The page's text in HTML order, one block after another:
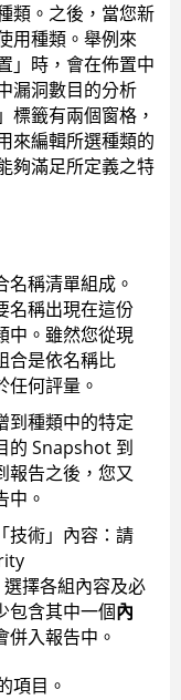
類。之後，當您新
用種類。舉例來
」時，會在佈置中
漏洞數目的分析
標籤有兩個窗格，
來編輯所選種類的
夠滿足所定義之特
稱清單組成。
名稱出現在這份
中。雖然您從現
合是依名稱比
任何評量。
到種類中的特定
的 Snapshot 到
報告之後，您又
中。
技術」內容：請
選擇各組內容及必
包含其中一個內
併入報告中。
項目。